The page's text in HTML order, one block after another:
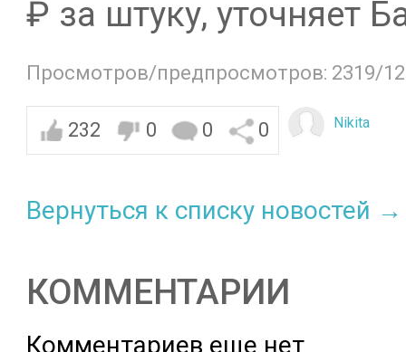
₽ за штуку, уточняет
Просмотров/предпросмотров: 2319/
232 0 0 0 Nikita
Вернуться к списку новостей →
КОММЕНТАРИИ
Комментариев еще нет